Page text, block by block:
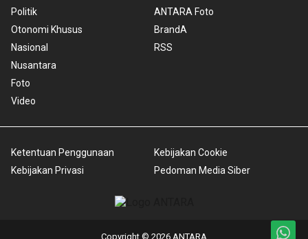
Politik
Otonomi Khusus
Nasional
Nusantara
Foto
Video
ANTARA Foto
BrandA
RSS
Ketentuan Penggunaan
Kebijakan Privasi
Kebijakan Cookie
Pedoman Media Siber
Copyright © 2026 ANTARA